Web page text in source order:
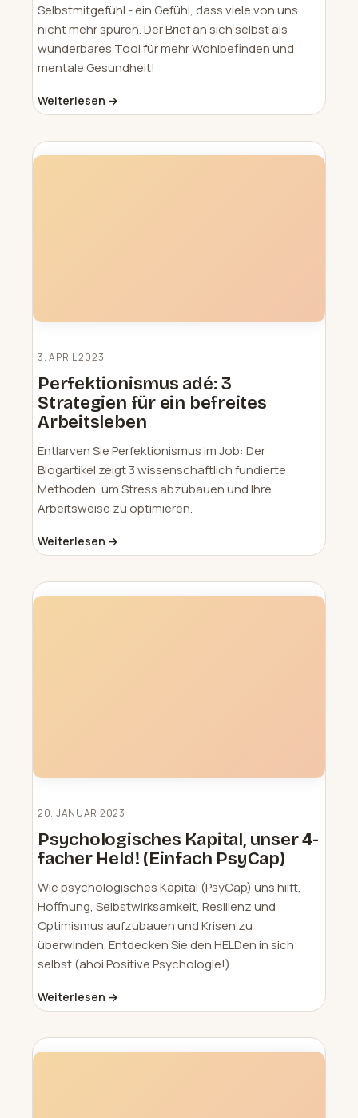
Selbstmitgefühl - ein Gefühl, dass viele von uns
nicht mehr spüren. Der Brief an sich selbst als
wunderbares Tool für mehr Wohlbefinden und
mentale Gesundheit!
Weiterlesen →
3. APRIL 2023
Perfektionismus adé: 3
Strategien für ein befreites
Arbeitsleben
Entlarven Sie Perfektionismus im Job: Der
Blogartikel zeigt 3 wissenschaftlich fundierte
Methoden, um Stress abzubauen und Ihre
Arbeitsweise zu optimieren.
Weiterlesen →
20. JANUAR 2023
Psychologisches Kapital, unser 4-
facher Held! (Einfach PsyCap)
Wie psychologisches Kapital (PsyCap) uns hilft,
Hoffnung, Selbstwirksamkeit, Resilienz und
Optimismus aufzubauen und Krisen zu
überwinden. Entdecken Sie den HELDen in sich
selbst (ahoi Positive Psychologie!).
Weiterlesen →